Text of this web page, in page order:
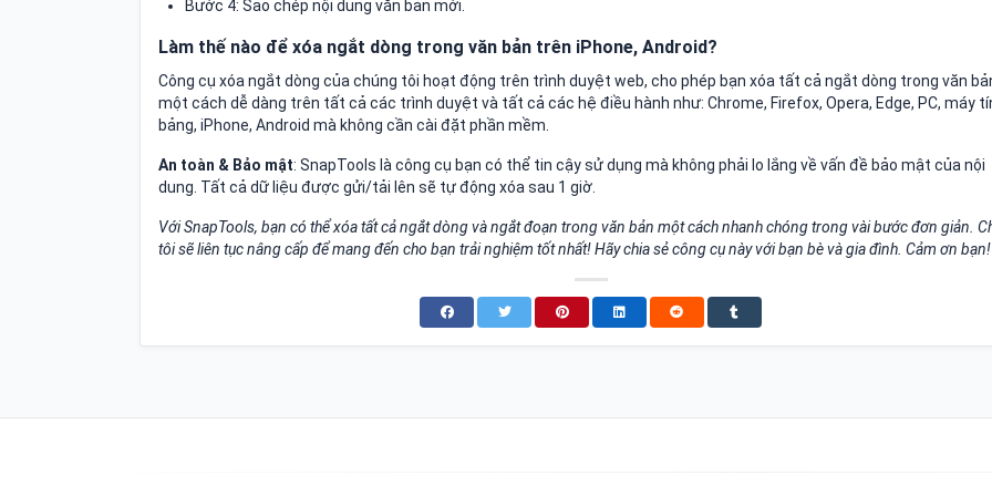
Bước 4: Sao chép nội dung văn bản mới.
Làm thế nào để xóa ngắt dòng trong văn bản trên iPhone, Android?
Công cụ xóa ngắt dòng của chúng tôi hoạt động trên trình duyệt web, cho phép bạn xóa tất cả ngắt dòng trong văn
một cách dễ dàng trên tất cả các trình duyệt và tất cả các hệ điều hành như: Chrome, Firefox, Opera, Edge, PC, máy
bảng, iPhone, Android mà không cần cài đặt phần mềm.
An toàn & Bảo mật: SnapTools là công cụ bạn có thể tin cậy sử dụng mà không phải lo lắng về vấn đề bảo mật của nội
dung. Tất cả dữ liệu được gửi/tải lên sẽ tự động xóa sau 1 giờ.
Với SnapTools, bạn có thể xóa tất cả ngắt dòng và ngắt đoạn trong văn bản một cách nhanh chóng trong vài bước đơn giản.
tôi sẽ liên tục nâng cấp để mang đến cho bạn trải nghiệm tốt nhất! Hãy chia sẻ công cụ này với bạn bè và gia đình. Cảm ơn bạn!